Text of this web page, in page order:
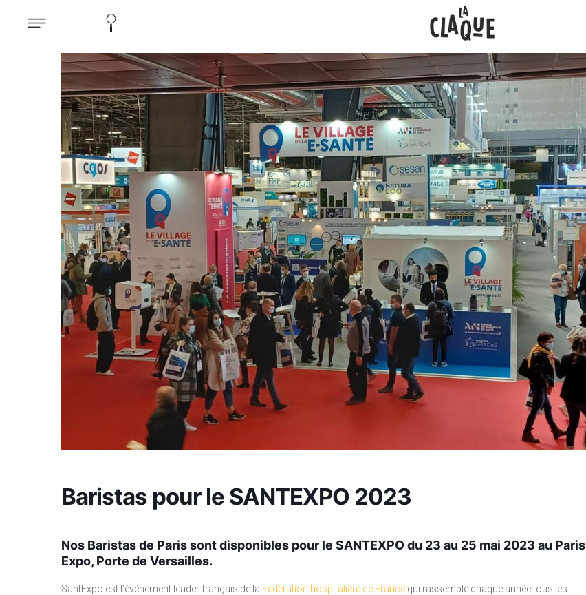
Baristas pour le SANTEXPO 2023
Nos Baristas de Paris sont disponibles pour le SANTEXPOdu 23 au 25 mai 2023 au Paris
Expo, Porte de Versailles.
SantExpo est l’événement leader français de la Fédération hospitalière de France qui rassemble chaque année tous les